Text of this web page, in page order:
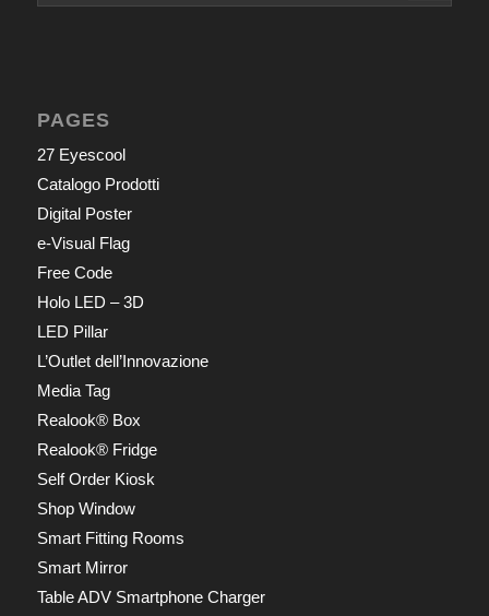
PAGES
27 Eyescool
Catalogo Prodotti
Digital Poster
e-Visual Flag
Free Code
Holo LED – 3D
LED Pillar
L’Outlet dell’Innovazione
Media Tag
Realook® Box
Realook® Fridge
Self Order Kiosk
Shop Window
Smart Fitting Rooms
Smart Mirror
Table ADV Smartphone Charger